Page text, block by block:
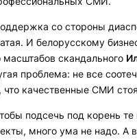
со стороны
И белорусскому
масштабов скандального
проблема: не все
что качественные СМИ
подсечь под корень
много ума не надо. А